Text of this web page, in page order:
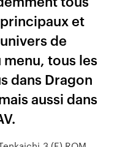
et
de
menu, tous les
dans Dragon
aussi dans